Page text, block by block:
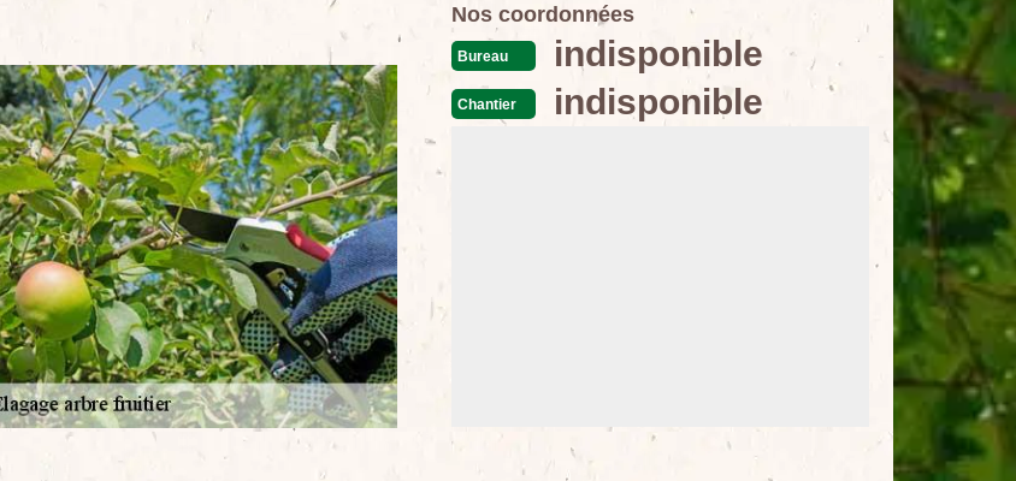
Nos coordonnées
Bureau indisponible
Chantier indisponible